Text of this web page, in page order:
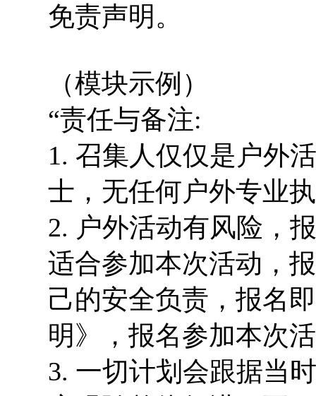
免责声明。
（模块示例）
“责任与备注:
1. 召集人仅仅是户外
士，无任何户外专业
2. 户外活动有风险，
适合参加本次活动，
己的安全负责，报名
明》，报名参加本次
3. 一切计划会跟据当